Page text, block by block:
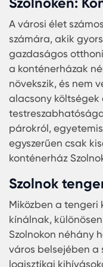
Szolnok
különösen
Ebben a
irodakonténerek
csak gyorsan és
kínálnak a
bővülnek vagy
irodakonténerek
megjelenésűek,
szüksége van.
A
Szolnoken:
A városi élet